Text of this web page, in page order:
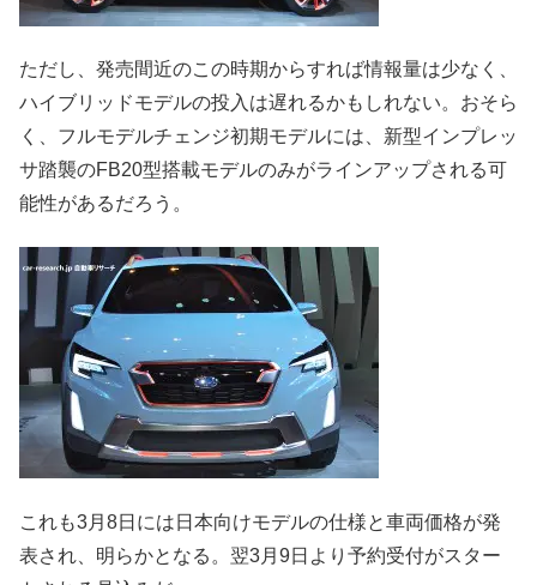
ただし、発売間近のこの時期からすれば情報量は少なく、
ハイブリッドモデルの投入は遅れるかもしれない。おそら
く、フルモデルチェンジ初期モデルには、新型インプレッ
サ踏襲のFB20型搭載モデルのみがラインアップされる可
能性があるだろう。
これも3月8日には日本向けモデルの仕様と車両価格が発
表され、明らかとなる。翌3月9日より予約受付がスター